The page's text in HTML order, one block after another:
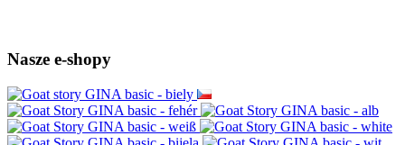
Nasze e-shopy